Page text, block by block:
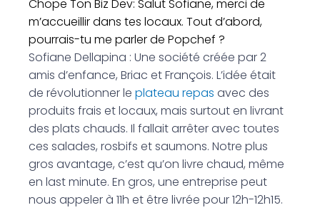
Chope Ton Biz Dev: Salut Sofiane, merci de
m’accueillir dans tes locaux. Tout d’abord,
pourrais-tu me parler de Popchef ?
Sofiane Dellapina : Une société créée par 2
amis d’enfance, Briac et François. L’idée était
de révolutionner le plateau repas avec des
produits frais et locaux, mais surtout en livrant
des plats chauds. Il fallait arrêter avec toutes
ces salades, rosbifs et saumons. Notre plus
gros avantage, c’est qu’on livre chaud, même
en last minute. En gros, une entreprise peut
nous appeler à 11h et être livrée pour 12h-12h15.